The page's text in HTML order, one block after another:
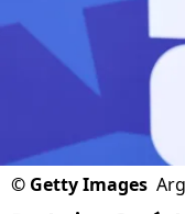
© Getty Images